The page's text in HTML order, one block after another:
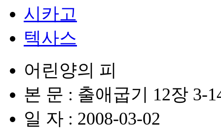
시카고
텍사스
어린양의 피
본 문 : 출애굽기 12장 3-
일 자 : 2008-03-02